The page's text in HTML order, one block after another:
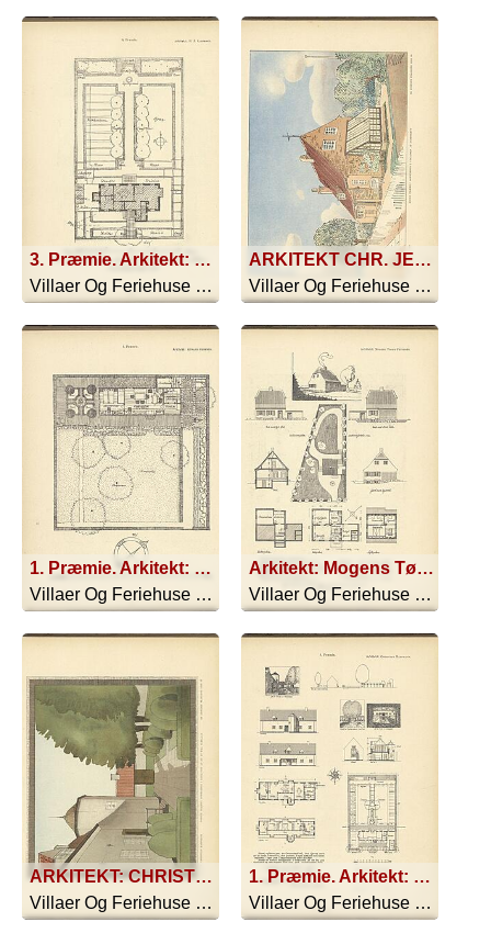
3. Præmie. Arkitekt: H. J. Kampmann.
Villaer Og Feriehuse - 1916
ARKITEKT CHR. JENSEN ANDEN PRÆMIE: SOMMERHUS I UDKANTEN AF KØBENHAVN SE DESUDEN PLANERNE SIDE 44
Villaer Og Feriehuse - 1916
1. Præmie. Arkitekt: Edvard Thomsen.
Villaer Og Feriehuse - 1916
Arkitekt: Mogens Tøger-Petersen,
Villaer Og Feriehuse - 1916
ARKITEKT: CHRISTIAN KAMPMANN FØRSTE PRÆMIE: SOMMERHUS I UDKANTEN AF EN BY PAA SJÆLLAND SE DESUDEN PLANERNE SIDE 61
Villaer Og Feriehuse - 1916
1. Præmie. Arkitekt: Christian Kampmann.
Villaer Og Feriehuse - 1916